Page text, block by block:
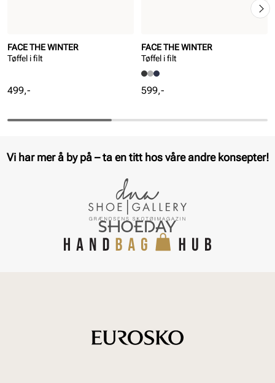
FACE THE WINTER
Tøffel i filt
Pris
499,-
FACE THE WINTER
Tøffel i filt
Pris
599,-
Vi har mer å by på – ta en titt hos våre andre konsepter!